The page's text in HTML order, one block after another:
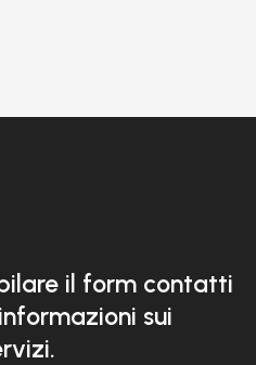
il form contatti
sui